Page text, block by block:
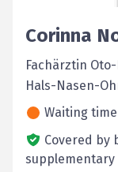
Corinna
Fachärztin
Hals-Nasen-
Waiting
Covered by
supplementary